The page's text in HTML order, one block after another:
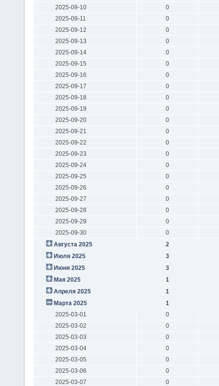
2025-09-10
0
2025-09-11
0
2025-09-12
0
2025-09-13
0
2025-09-14
0
2025-09-15
0
2025-09-16
0
2025-09-17
0
2025-09-18
0
2025-09-19
0
2025-09-20
0
2025-09-21
0
2025-09-22
0
2025-09-23
0
2025-09-24
0
2025-09-25
0
2025-09-26
0
2025-09-27
0
2025-09-28
0
2025-09-29
0
2025-09-30
0
Августа 2025
2
Июля 2025
3
Июня 2025
3
Мая 2025
1
Апреля 2025
1
Марта 2025
1
2025-03-01
0
2025-03-02
0
2025-03-03
0
2025-03-04
0
2025-03-05
0
2025-03-06
0
2025-03-07
0